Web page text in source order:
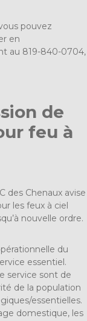
pouvez
en
au 819-840-0704,
de
feu à
des Chenaux avise
les feux à ciel
nouvelle ordre.
du
essentiel.
service sont de
de la population
essentielles.
domestique, les